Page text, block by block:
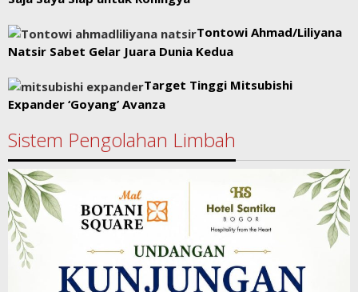
Tontowi Ahmad/Liliyana
Natsir Sabet Gelar Juara Dunia Kedua
Target Tinggi Mitsubishi
Expander ‘Goyang’ Avanza
Sistem Pengolahan Limbah